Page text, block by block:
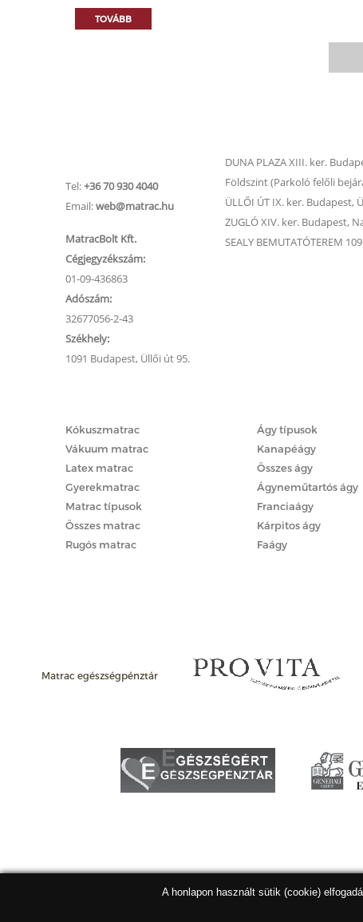
TOVÁBB
Tel:+36 70 930 4040
Email:web@matrac.hu
MatracBolt Kft.
Cégjegyzékszám:
01-09-436863
Adószám:
32677056-2-43
Székhely:
1091 Budapest, Üllői út 95.
DUNA PLAZA XIII. ker.
Földszint (Parkoló felőli
ÜLLŐI ÚT IX. ker. Budapest,
ZUGLÓ XIV. ker. Budapest,
SEALY BEMUTATÓTEREM
Kókuszmatrac
Vákuum matrac
Latex matrac
Gyerekmatrac
Matrac típusok
Összes matrac
Rugós matrac
Ágy típusok
Kanapéágy
Összes ágy
Ágyneműtartós ágy
Franciaágy
Kárpitos ágy
Faágy
Matrac egészségpénztár
A honlapon használt sütik (cookie)